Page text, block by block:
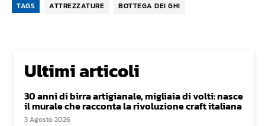
TAGS ATTREZZATURE BOTTEGA DEI GHI
Ultimi articoli
30 anni di birra artigianale, migliaia di volti: nasce
il murale che racconta la rivoluzione craft italiana
3 Agosto 2026